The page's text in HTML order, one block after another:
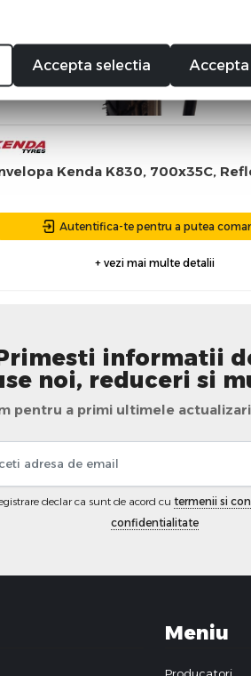
Kenda K830, 700x35C,
Autentifica-te pentru a putea
+ vezi mai multe detalii
informatii
noi, reduceri si
pentru a primi ultimele
declar ca sunt de acord cu termenii si
confidentialitate
Meniu
Accepta selectia